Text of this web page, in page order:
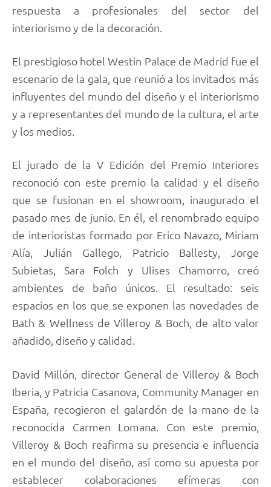
respuesta a profesionales del sector del
interiorismo y de la decoración.
El prestigioso hotel Westin Palace de Madrid fue el
escenario de la gala, que reunió a los invitados más
influyentes del mundo del diseño y el interiorismo
y a representantes del mundo de la cultura, el arte
y los medios.
El jurado de la V Edición del Premio Interiores
reconoció con este premio la calidad y el diseño
que se fusionan en el showroom, inaugurado el
pasado mes de junio. En él, el renombrado equipo
de interioristas formado por Erico Navazo, Miriam
Alía, Julián Gallego, Patricio Ballesty, Jorge
Subietas, Sara Folch y Ulises Chamorro, creó
ambientes de baño únicos. El resultado: seis
espacios en los que se exponen las novedades de
Bath & Wellness de Villeroy & Boch, de alto valor
añadido, diseño y calidad.
David Millón, director General de Villeroy & Boch
Iberia, y Patricia Casanova, Community Manager en
España, recogieron el galardón de la mano de la
reconocida Carmen Lomana. Con este premio,
Villeroy & Boch reafirma su presencia e influencia
en el mundo del diseño, así como su apuesta por
establecer colaboraciones efímeras con